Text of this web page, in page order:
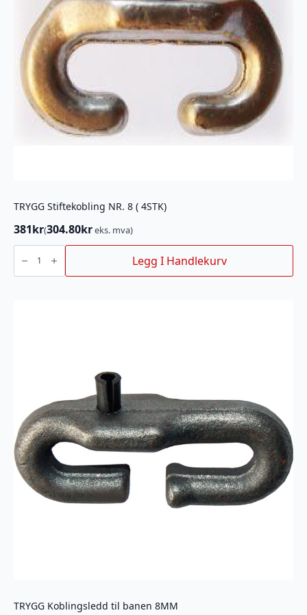
TRYGG Stiftekobling NR. 8 ( 4STK)
381kr(304.80kreks. mva)
TRYGG
Stiftekobling
NR.
8
Legg I Handlekurv
TRYGG Koblingsledd til banen 8MM